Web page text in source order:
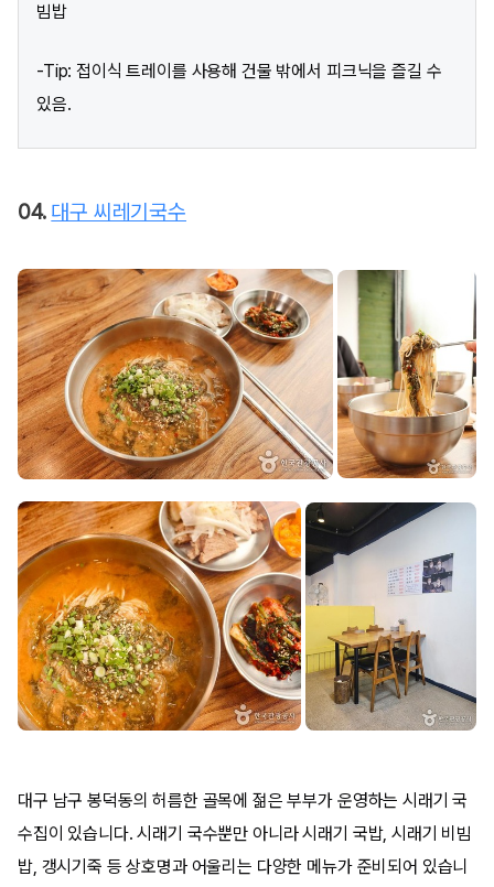
빔밥
-Tip: 접이식 트레이를 사용해 건물 밖에서 피크닉을 즐길 수
있음.
04. 대구 씨레기국수
대구 남구 봉덕동의 허름한 골목에 젊은 부부가 운영하는 시래기 국
수집이 있습니다. 시래기 국수뿐만 아니라 시래기 국밥, 시래기 비빔
밥, 갱시기죽 등 상호명과 어울리는 다양한 메뉴가 준비되어 있습니